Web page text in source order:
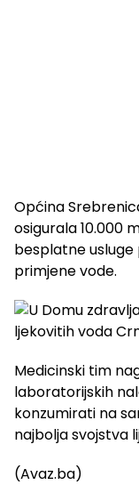
Općina
osigurala 10.000
besplatne
primjene vode.
Medicinski tim
laboratorijskih
konzumirati na
najbolja svojstva
(Avaz.ba)